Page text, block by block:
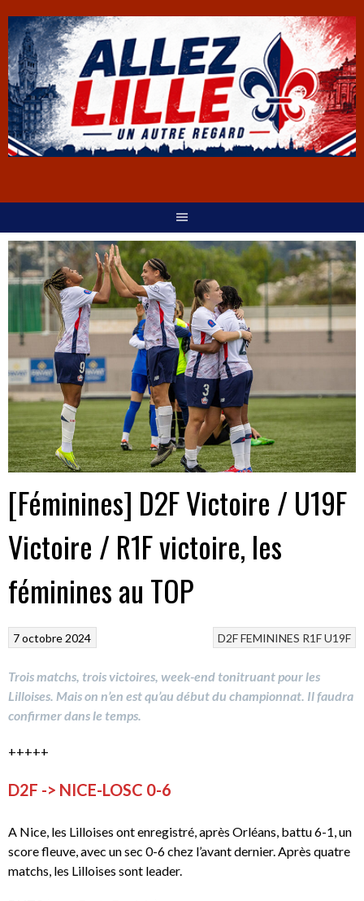
[Féminines] D2F Victoire / U19F
Victoire / R1F victoire, les
féminines au TOP
D2FFEMININES R1FU19F
7 octobre 2024
Trois matchs, trois victoires, week-end tonitruant pour les
Lilloises. Mais on n’en est qu’au début du championnat. Il faudra
confirmer dans le temps.
+++++
D2F -> NICE-LOSC 0-6
A Nice, les Lilloises ont enregistré, après Orléans, battu 6-1, un
score fleuve, avec un sec 0-6 chez l’avant dernier. Après quatre
matchs, les Lilloises sont leader.